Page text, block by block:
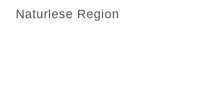
Naturlese Region